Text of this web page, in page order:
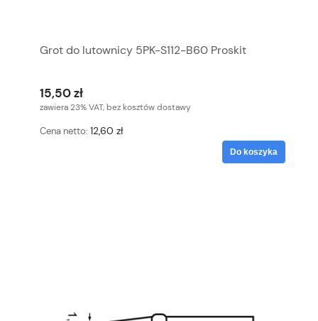
Grot do lutownicy 5PK-S112-B60 Proskit
15,50 zł
zawiera 23% VAT, bez kosztów dostawy
Cena netto: 12,60 zł
Do koszyka